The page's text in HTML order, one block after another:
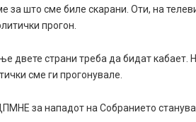
што сме биле скарани. Оти, на
прогон.
двете страни треба да бидат кабает.
сме ги прогонувале.
за нападот на Собранието